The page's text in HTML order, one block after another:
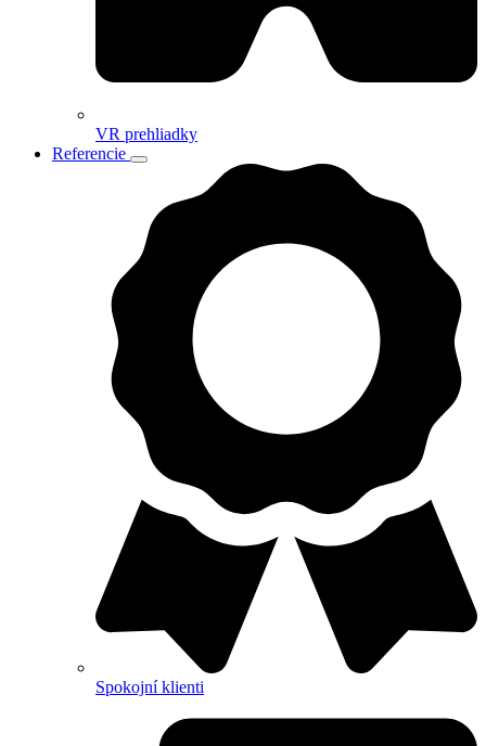
VR prehliadky
Referencie
Spokojní klienti